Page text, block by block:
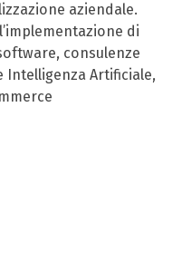
aziendale.
di
consulenze
Intelligenza Artificiale,